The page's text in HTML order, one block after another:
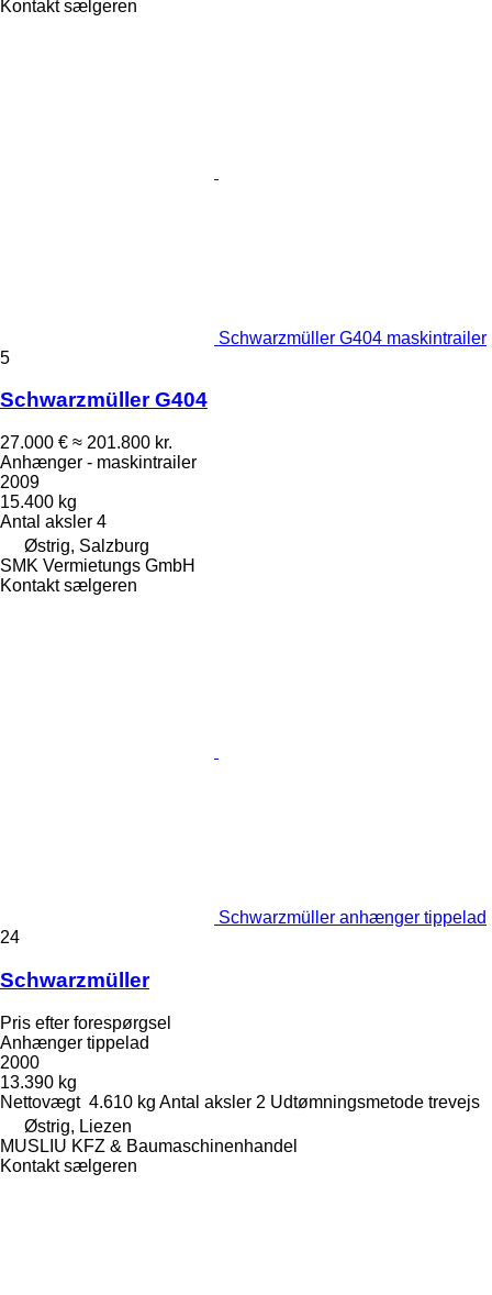
Kontakt sælgeren
Schwarzmüller G404 maskintrailer
5
Schwarzmüller G404
27.000 € ≈ 201.800 kr.
Anhænger - maskintrailer
2009
15.400 kg
Antal aksler 4
Østrig, Salzburg
SMK Vermietungs GmbH
Kontakt sælgeren
Schwarzmüller anhænger tippelad
24
Schwarzmüller
Pris efter forespørgsel
Anhænger tippelad
2000
13.390 kg
Nettovægt 4.610 kg Antal aksler 2 Udtømningsmetode trevejs
Østrig, Liezen
MUSLIU KFZ & Baumaschinenhandel
Kontakt sælgeren